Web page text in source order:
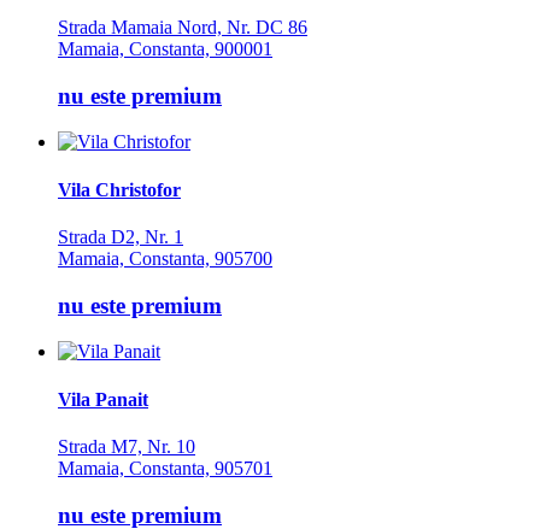
Strada Mamaia Nord, Nr. DC 86
Mamaia, Constanta, 900001
nu este premium
Vila Christofor
Strada D2, Nr. 1
Mamaia, Constanta, 905700
nu este premium
Vila Panait
Strada M7, Nr. 10
Mamaia, Constanta, 905701
nu este premium